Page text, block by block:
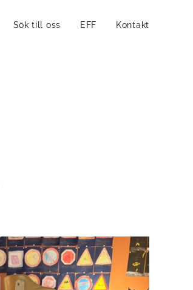
Sök till oss EFF Kontakt